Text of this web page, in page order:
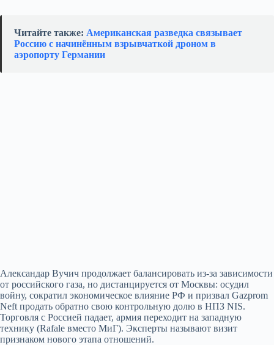
Читайте также: Американская разведка связывает
Россию с начинённым взрывчаткой дроном в
аэропорту Германии
Александар Вучич продолжает балансировать из‑за зависимости
от российского газа, но дистанцируется от Москвы: осудил
войну, сократил экономическое влияние РФ и призвал Gazprom
Neft продать обратно свою контрольную долю в НПЗ NIS.
Торговля с Россией падает, армия переходит на западную
технику (Rafale вместо МиГ). Эксперты называют визит
признаком нового этапа отношений.